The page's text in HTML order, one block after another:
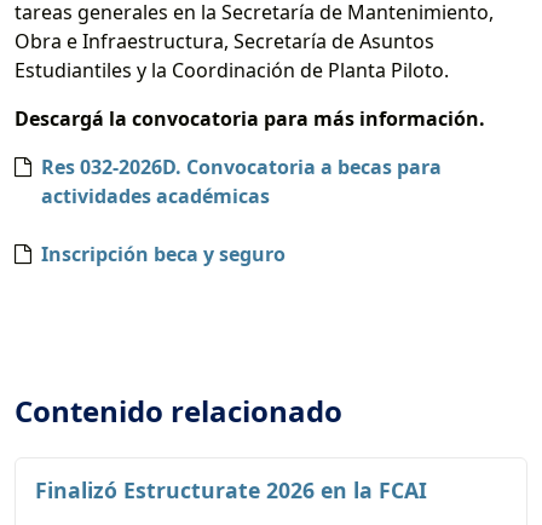
tareas generales en la Secretaría de Mantenimiento,
Obra e Infraestructura, Secretaría de Asuntos
Estudiantiles y la Coordinación de Planta Piloto.
Descargá la convocatoria para más información.
Res 032-2026D. Convocatoria a becas para
actividades académicas
Inscripción beca y seguro
Contenido relacionado
Finalizó Estructurate 2026 en la FCAI